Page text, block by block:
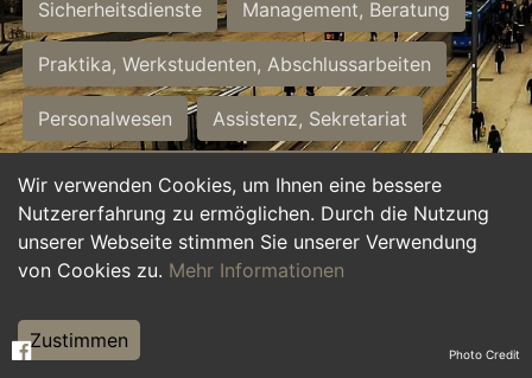
Wir verwenden Cookies, um Ihnen eine bessere
Nutzererfahrung zu ermöglichen. Durch die Nutzung
unserer Webseite stimmen Sie unserer Verwendung
von Cookies zu. Mehr Informationen
Zustimmen
Sicherheitsdienste Management, Beratung
Praktika, Werkstudenten, Abschlussarbeiten
Personalwesen Assistenz, Sekretariat
Hilfskräfte, Aushilfs- und Nebenjobs
Einkauf, Logistik, Materialwirtschaft
Weiterbildung, Studium, duale Ausbildung
Tourismus
Photo Credit